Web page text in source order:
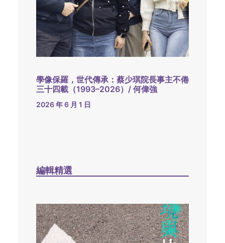
學像保羅，世代傳承：蔡少琪院長事主不倦
三十四載（1993–2026）/ 何偉強
2026 年 6 月 1 日
編輯精選